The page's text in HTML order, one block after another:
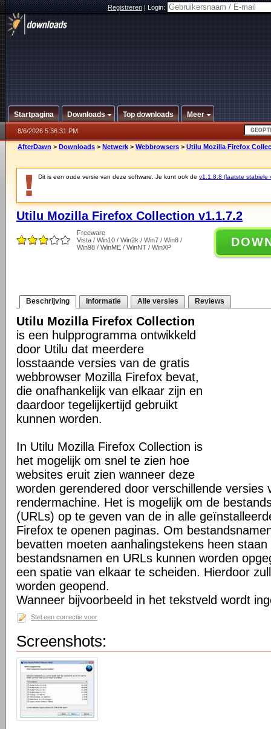
Registreren|Login:
Startpagina Downloads Top downloads Meer
8/6/2026 5:36:31 PM
AfterDawn > Downloads > Netwerk > Webbrowsers > Utilu Mozilla Firefox
Dit is een oude versie van deze software. Je kunt ook de v1.1.8.8 (laatste stabiele
Utilu Mozilla Firefox Collection v1.1.7.2
Freeware
Vista / Win10 / Win2k / Win7 / Win8 /
Win98 / WinME / WinNT / WinXP
Beschrijving Informatie Alle versies Reviews
Utilu Mozilla Firefox Collection
is een hulpprogramma ontwikkeld
door Utilu dat meerdere
losstaande versies van de gratis
webbrowser Mozilla Firefox bevat,
die onafhankelijk van elkaar zijn en
daardoor tegelijkertijd gebruikt
kunnen worden.
In Utilu Mozilla Firefox Collection is
het mogelijk om snel te zien hoe
websites eruit zien wanneer deze
worden gerendered door verschillende versies
rendermachine. Het is mogelijk om de
(URLs) op te geven van de in alle
Firefox te openen paginas. Om
bevatten moeten aanhalingstekens heen
bestandsnamen en URLs kunnen worden
een spatie van elkaar te scheiden. Hierdoor
worden geopend.
Wanneer bijvoorbeeld in het tekstveld wordt
Stel een correctie voor
Screenshots: